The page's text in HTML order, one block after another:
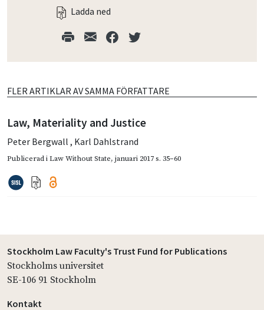
Ladda ned
FLER ARTIKLAR AV SAMMA FÖRFATTARE
Law, Materiality and Justice
Peter Bergwall , Karl Dahlstrand
Publicerad iLaw Without State, januari 2017s. 35–60
Stockholm Law Faculty's Trust Fund for Publications
Stockholms universitet
SE-106 91 Stockholm
Kontakt